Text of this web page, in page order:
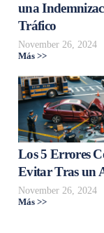
una
Tráfico
November 26, 2024
Más >>
Los 5 Errores
Evitar Tras un
November 26, 2024
Más >>